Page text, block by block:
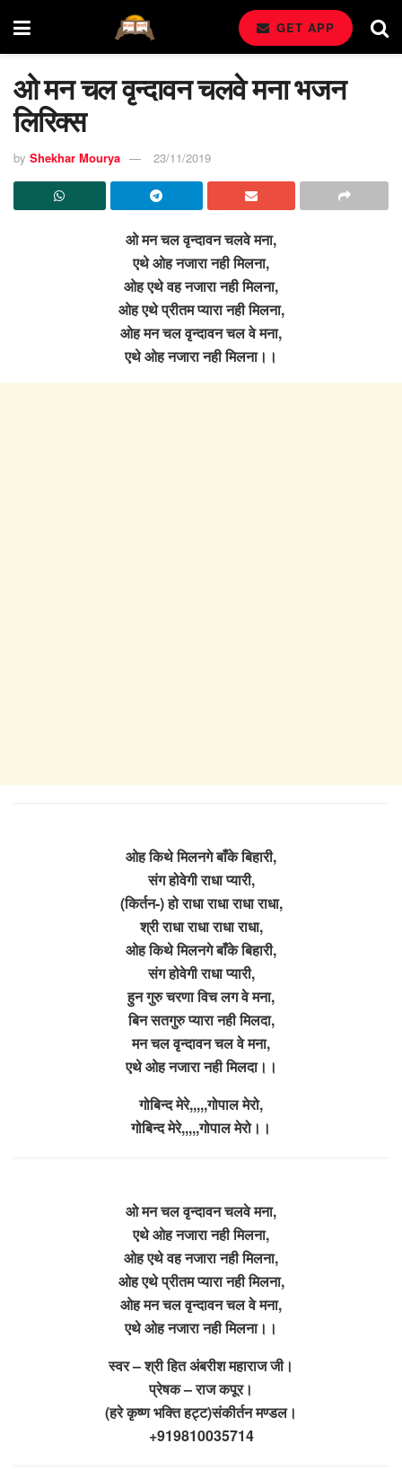
GET APP
ओ मन चल वृन्दावन चलवे मना भजन
लिरिक्स
by Shekhar Mourya 23/11/2019
ओ मन चल वृन्दावन चलवे मना,
एथे ओह नजारा नही मिलना,
ओह एथे वह नजारा नही मिलना,
ओह एथे प्रीतम प्यारा नही मिलना,
ओह मन चल वृन्दावन चल वे मना,
एथे ओह नजारा नही मिलना।।
ओह किथे मिलनगे बाँके बिहारी,
संग होवेगी राधा प्यारी,
(किर्तन-) हो राधा राधा राधा राधा,
श्री राधा राधा राधा राधा,
ओह किथे मिलनगे बाँके बिहारी,
संग होवेगी राधा प्यारी,
हुन गुरु चरणा विच लग वे मना,
बिन सतगुरु प्यारा नही मिलदा,
मन चल वृन्दावन चल वे मना,
एथे ओह नजारा नही मिलदा।।
गोबिन्द मेरे,,,,,गोपाल मेरो,
गोबिन्द मेरे,,,,,गोपाल मेरो।।
ओ मन चल वृन्दावन चलवे मना,
एथे ओह नजारा नही मिलना,
ओह एथे वह नजारा नही मिलना,
ओह एथे प्रीतम प्यारा नही मिलना,
ओह मन चल वृन्दावन चल वे मना,
एथे ओह नजारा नही मिलना।।
स्वर – श्री हित अंबरीश महाराज जी।
प्रेषक – राज कपूर।
(हरे कृष्ण भक्ति हट्ट)संकीर्तन मण्डल।
+919810035714